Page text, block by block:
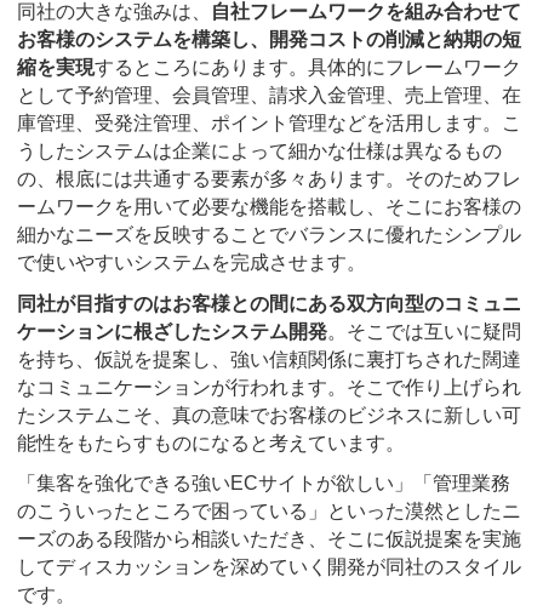
同社の大きな強みは、
自社フレームワークを組み合わせて
お客様のシステムを構築し、開発コストの削減と納期の短
縮を実現するところにあります。具体的にフレームワーク
として予約管理、会員管理、請求入金管理、売上管理、在
庫管理、受発注管理、ポイント管理などを活用します。こ
うしたシステムは企業によって細かな仕様は異なるもの
の、根底には共通する要素が多々あります。そのためフレ
ームワークを用いて必要な機能を搭載し、そこにお客様の
細かなニーズを反映することでバランスに優れたシンプル
で使いやすいシステムを完成させます。
同社が目指すのはお客様との間にある双方向型のコミュニ
ケーションに根ざしたシステム開発。そこでは互いに疑問
を持ち、仮説を提案し、強い信頼関係に裏打ちされた闊達
なコミュニケーションが行われます。そこで作り上げられ
たシステムこそ、真の意味でお客様のビジネスに新しい可
能性をもたらすものになると考えています。
「集客を強化できる強いECサイトが欲しい」「管理業務
のこういったところで困っている」といった漠然としたニ
ーズのある段階から相談いただき、そこに仮説提案を実施
してディスカッションを深めていく開発が同社のスタイル
です。